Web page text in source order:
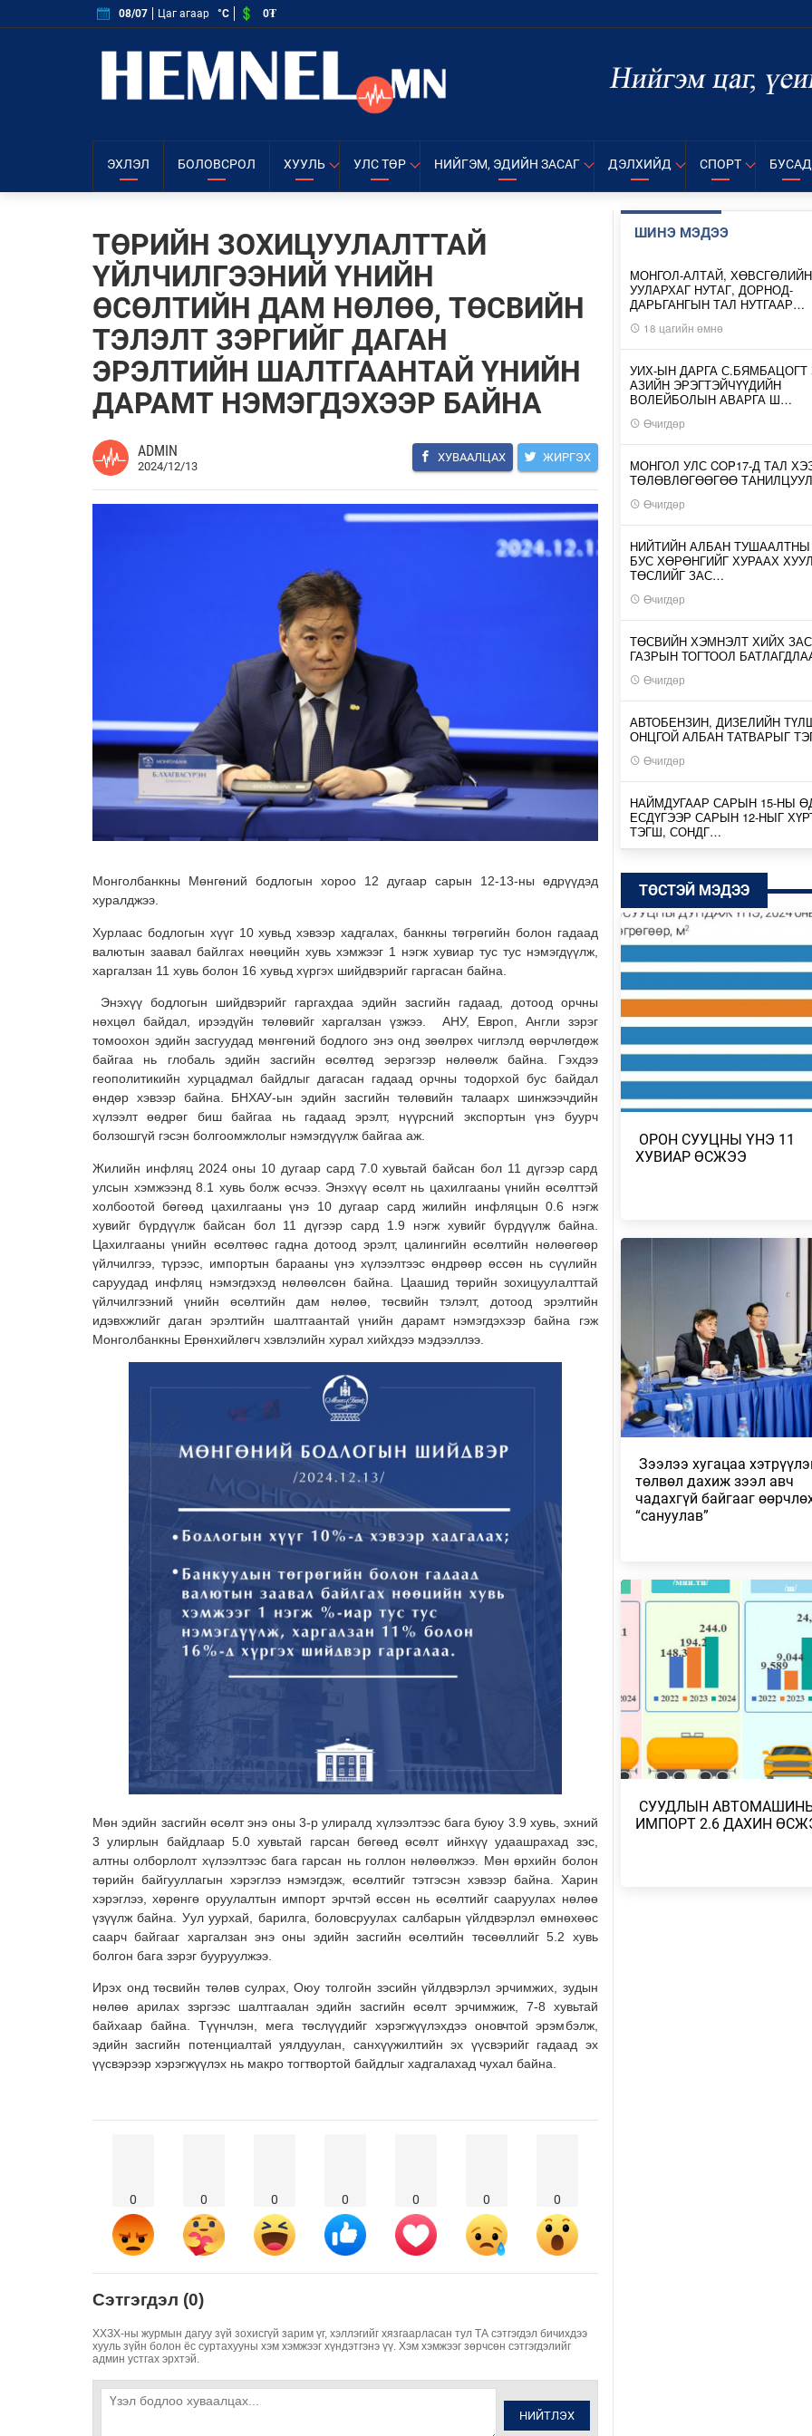
08/07 Цаг агаар °C 0₮
ЭХЛЭЛ БОЛОВСРОЛ ХУУЛЬ УЛС ТӨР НИЙГЭМ, ЭДИЙН ЗАСАГ ДЭЛХИЙД СПОРТ БУСАД
ТӨРИЙН ЗОХИЦУУЛАЛТТАЙ
ҮЙЛЧИЛГЭЭНИЙ ҮНИЙН
ӨСӨЛТИЙН ДАМ НӨЛӨӨ, ТӨСВИЙН
ТЭЛЭЛТ ЗЭРГИЙГ ДАГАН
ЭРЭЛТИЙН ШАЛТГААНТАЙ ҮНИЙН
ДАРАМТ НЭМЭГДЭХЭЭР БАЙНА
ADMIN
2024/12/13
ХУВААЛЦАХ ЖИРГЭХ
Монголбанкны Мөнгөний бодлогын хороо 12 дугаар сарын 12-13-ны өдрүүдэд
хуралджээ.
Хурлаас бодлогын хүүг 10 хувьд хэвээр хадгалах, банкны төгрөгийн болон гадаад
валютын заавал байлгах нөөцийн хувь хэмжээг 1 нэгж хувиар тус тус нэмэгдүүлж,
харгалзан 11 хувь болон 16 хувьд хүргэх шийдвэрийг гаргасан байна.
Энэхүү бодлогын шийдвэрийг гаргахдаа эдийн засгийн гадаад, дотоод орчны
нөхцөл байдал, ирээдүйн төлөвийг харгалзан үзжээ. АНУ, Европ, Англи зэрэг
томоохон эдийн засгуудад мөнгөний бодлого энэ онд зөөлрөх чиглэлд өөрчлөгдөж
байгаа нь глобаль эдийн засгийн өсөлтөд эерэгээр нөлөөлж байна. Гэхдээ
геополитикийн хурцадмал байдлыг дагасан гадаад орчны тодорхой бус байдал
өндөр хэвээр байна. БНХАУ-ын эдийн засгийн төлөвийн талаарх шинжээчдийн
хүлээлт өөдрөг биш байгаа нь гадаад эрэлт, нүүрсний экспортын үнэ буурч
болзошгүй гэсэн болгоомжлолыг нэмэгдүүлж байгаа аж.
Жилийн инфляц 2024 оны 10 дугаар сард 7.0 хувьтай байсан бол 11 дүгээр сард
улсын хэмжээнд 8.1 хувь болж өсчээ. Энэхүү өсөлт нь цахилгааны үнийн өсөлттэй
холбоотой бөгөөд цахилгааны үнэ 10 дугаар сард жилийн инфляцын 0.6 нэгж
хувийг бүрдүүлж байсан бол 11 дүгээр сард 1.9 нэгж хувийг бүрдүүлж байна.
Цахилгааны үнийн өсөлтөөс гадна дотоод эрэлт, цалингийн өсөлтийн нөлөөгөөр
үйлчилгээ, түрээс, импортын барааны үнэ хүлээлтээс өндрөөр өссөн нь сүүлийн
саруудад инфляц нэмэгдэхэд нөлөөлсөн байна. Цаашид төрийн зохицуулалттай
үйлчилгээний үнийн өсөлтийн дам нөлөө, төсвийн тэлэлт, дотоод эрэлтийн
идэвхжлийг даган эрэлтийн шалтгаантай үнийн дарамт нэмэгдэхээр байна гэж
Монголбанкны Ерөнхийлөгч хэвлэлийн хурал хийхдээ мэдээллээ.
Мөн эдийн засгийн өсөлт энэ оны 3-р улиралд хүлээлтээс бага буюу 3.9 хувь, эхний
3 улирлын байдлаар 5.0 хувьтай гарсан бөгөөд өсөлт ийнхүү удаашрахад зэс,
алтны олборлолт хүлээлтээс бага гарсан нь голлон нөлөөлжээ. Мөн өрхийн болон
төрийн байгууллагын хэрэглээ нэмэгдэж, өсөлтийг тэтгэсэн хэвээр байна. Харин
хэрэглээ, хөрөнгө оруулалтын импорт эрчтэй өссөн нь өсөлтийг сааруулах нөлөө
үзүүлж байна. Уул уурхай, барилга, боловсруулах салбарын үйлдвэрлэл өмнөхөөс
саарч байгааг харгалзан энэ оны эдийн засгийн өсөлтийн төсөөллийг 5.2 хувь
болгон бага зэрэг бууруулжээ.
Ирэх онд төсвийн төлөв сулрах, Оюу толгойн зэсийн үйлдвэрлэл эрчимжих, зудын
нөлөө арилах зэргээс шалтгаалан эдийн засгийн өсөлт эрчимжиж, 7-8 хувьтай
байхаар байна. Түүнчлэн, мега төслүүдийг хэрэгжүүлэхдээ оновчтой эрэмбэлж,
эдийн засгийн потенциалтай уялдуулан, санхүүжилтийн эх үүсвэрийг гадаад эх
үүсвэрээр хэрэгжүүлэх нь макро тогтвортой байдлыг хадгалахад чухал байна.
0 0 0 0 0 0 0
Сэтгэгдэл (0)
ХХЗХ-ны журмын дагуу зүй зохисгүй зарим үг, хэллэгийг хязгаарласан тул ТА сэтгэгдэл бичихдээ
хууль зүйн болон ёс суртахууны хэм хэмжээг хүндэтгэнэ үү. Хэм хэмжээг зөрчсөн сэтгэгдэлийг
админ устгах эрхтэй.
НИЙТЛЭХ
ШИНЭ МЭДЭЭ
МОНГОЛ-АЛТАЙ, ХӨВСГӨЛИЙН
УУЛАРХАГ НУТАГ, ДОРНОД-
ДАРЬГАНГЫН ТАЛ НУТГААР…
18 цагийн өмнө
УИХ-ЫН ДАРГА С.БЯМБАЦОГТ
АЗИЙН ЭРЭГТЭЙЧҮҮДИЙН
ВОЛЕЙБОЛЫН АВАРГА Ш…
Өчигдөр
МОНГОЛ УЛС COP17-Д ТАЛ
ТӨЛӨВЛӨГӨӨГӨӨ
Өчигдөр
НИЙТИЙН АЛБАН ТУШААЛТНЫ
БУС ХӨРӨНГИЙГ ХУРААХ
ТӨСЛИЙГ ЗАС…
Өчигдөр
ТӨСВИЙН ХЭМНЭЛТ ХИЙХ
ГАЗРЫН ТОГТООЛ
Өчигдөр
АВТОБЕНЗИН, ДИЗЕЛИЙН
ОНЦГОЙ АЛБАН ТАТВАРЫГ
Өчигдөр
НАЙМДУГААР САРЫН 15-НЫ
ЕСДҮГЭЭР САРЫН 12-НЫГ
ТЭГШ, СОНДГ…
ТӨВ, ГОВЬ, ЗҮҮН АЙМГУУДЫН
ЗАРИМ ГАЗРААР ДУУ
ААДАР…
Өчигдөр
НИЙТИЙН АЛБАН ТУШААЛТНЫ
ТӨСӨЛ БОЛОВ…
2026/08/04
ЭХ БАЙГАЛЬ, ГАЗАР ШОРОО
ШИМИЙГ НЬ ХҮРТЭХ КОП17
УИХ-ЫН АСУУЛГЫН ЦАГИЙГ 3
ЗОХИОН БАЙГУУЛЖ,
БАРУУН, ТӨВ, ГОВЬ, ЗҮҮН
НУТГИЙН ЗАРИМ ГАЗРААР ДУУ
ЦАХИЛГААНТ…
2026/08/04
НАЙМДУГААР САРЫН 1,2-НД
ВАГОН БУЮУ 5160 ТОНН
ОРЖ ИРЖЭ…
2026/08/03
ХАНГАЙ, ХӨВСГӨЛИЙН
НУТГААР БОРОО, ДУУ
БОРОО ОРНО
МИАТ УЛААНБААТАР-
САРЫН 2-НЫ НИС…
2026/08/02
МОНГОЛ-АЛТАЙ, ХАНГАЙ,
ХЭНТИЙН УУЛАРХАГ НУТГААР
ДУУ ЦАХ…
ТӨСТЭЙ МЭДЭЭ
​ ОРОН СУУЦНЫ ҮНЭ 11
ХУВИАР ӨСЖЭЭ
Зээлээ хугацаа
төлвөл дахиж зээл авч
чадахгүй байгааг
“сануулав”
СУУДЛЫН
ИМПОРТ 2.6 ДАХИН